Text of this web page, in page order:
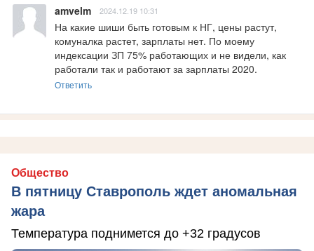
amvelm 2024.12.19 10:31
На какие шиши быть готовым к НГ, цены растут,
комуналка растет, зарплаты нет. По моему
индексации ЗП 75% работающих и не видели, как
работали так и работают за зарплаты 2020.
Ответить
Общество
В пятницу Ставрополь ждет аномальная
жара
Температура поднимется до +32 градусов